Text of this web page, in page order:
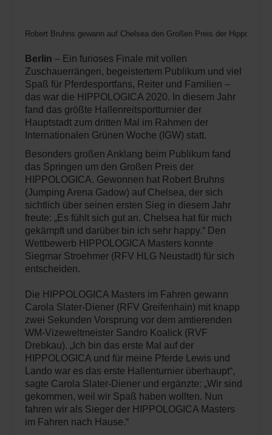
Robert Bruhns gewann auf Chelsea den Großen Preis der Hippologica
Berlin – Ein furioses Finale mit vollen
Zuschauerrängen, begeistertem Publikum und viel
Spaß für Pferdesportfans, Reiter und Familien –
das war die HIPPOLOGICA 2020. In diesem Jahr
fand das größte Hallenreitsportturnier der
Hauptstadt zum dritten Mal im Rahmen der
Internationalen Grünen Woche (IGW) statt.
Besonders großen Anklang beim Publikum fand
das Springen um den Großen Preis der
HIPPOLOGICA. Gewonnen hat Robert Bruhns
(Jumping Arena Gadow) auf Chelsea, der sich
sichtlich über seinen ersten Sieg in diesem Jahr
freute: „Es fühlt sich gut an. Chelsea hat für mich
gekämpft und darüber bin ich sehr happy.“ Den
Wettbewerb HIPPOLOGICA Masters konnte
Siegmar Stroehmer (RFV HLG Neustadt) für sich
entscheiden.
Die HIPPOLOGICA Masters im Fahren gewann
Carola Slater-Diener (RFV Greifenhain) mit knapp
zwei Sekunden Vorsprung vor dem amtierenden
WM-Vizeweltmeister Sandro Koalick (RVF
Drebkau). „Ich bin das erste Mal auf der
HIPPOLOGICA und für meine Pferde Lewis und
Lando war es das erste Hallenturnier überhaupt“,
sagte Carola Slater-Diener und ergänzte: „Wir sind
gekommen, weil wir Spaß haben wollten. Nun
fahren wir als Sieger der HIPPOLOGICA Masters
im Fahren nach Hause.“